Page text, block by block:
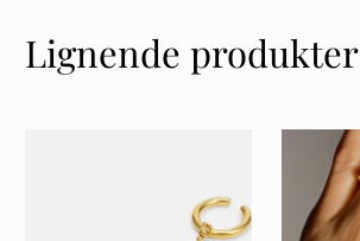
Lignende produkter